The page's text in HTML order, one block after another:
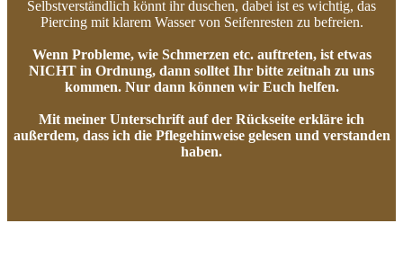
Selbstverständlich könnt ihr duschen, dabei ist es wichtig, das
Piercing mit klarem Wasser von Seifenresten zu befreien.
Wenn Probleme, wie Schmerzen etc. auftreten, ist etwas
NICHT in Ordnung, dann solltet Ihr bitte zeitnah zu uns
kommen. Nur dann können wir Euch helfen.
Mit meiner Unterschrift auf der Rückseite erkläre ich
außerdem, dass ich die Pflegehinweise gelesen und verstanden
haben.